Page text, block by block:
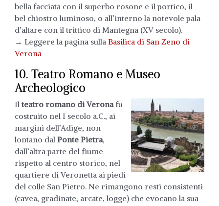
bella facciata con il superbo rosone e il portico, il
bel chiostro luminoso, o all’interno la notevole pala
d’altare con il trittico di Mantegna (XV secolo).
→ Leggere la pagina sulla Basilica di San Zeno di
Verona
10. Teatro Romano e Museo
Archeologico
Il teatro romano di Veronafu
costruito nel I secolo a.C., ai
margini dell’Adige, non
lontano dal Ponte Pietra,
dall’altra parte del fiume
rispetto al centro storico, nel
quartiere di Veronetta ai piedi
del colle San Pietro. Ne rimangono resti consistenti
(cavea, gradinate, arcate, logge) che evocano la sua